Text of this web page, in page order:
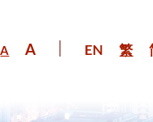
A A EN 繁